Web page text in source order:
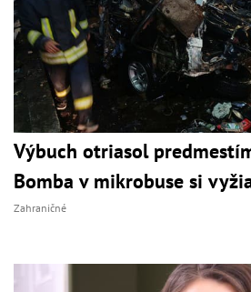
Výbuch otriasol
Bomba v mikrobuse si
Zahraničné